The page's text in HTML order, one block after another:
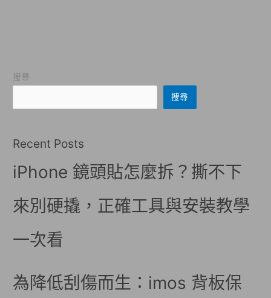
搜尋
搜尋
Recent Posts
iPhone 鏡頭貼怎麼拆？撕不下
來別硬撬，正確工具與安裝教學
一次看
為降低刮傷而生：imos 背板保